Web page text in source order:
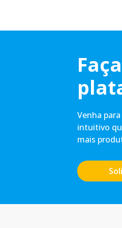
Venha
intuitivo
mais